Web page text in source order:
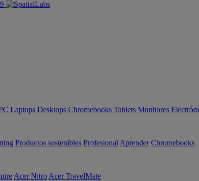
Laptops Desktops Chromebooks Tablets Monitores
Productos sostenibles Profesional Aprender Chromebooks
Acer Nitro Acer TravelMate